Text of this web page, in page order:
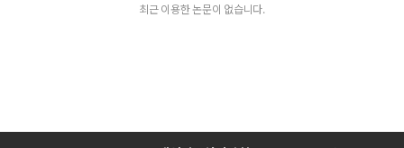
최근 이용한 논문이 없습니다.